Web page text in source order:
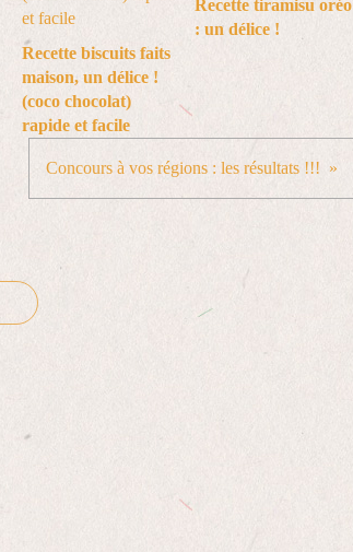
Recette biscuits faits
maison, un délice !
(coco chocolat)
rapide et facile
Recette tiramisu oréo
: un délice !
Concours à vos régions : les résultats !!!